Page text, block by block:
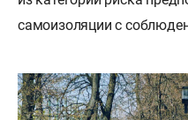
самоизоляции с